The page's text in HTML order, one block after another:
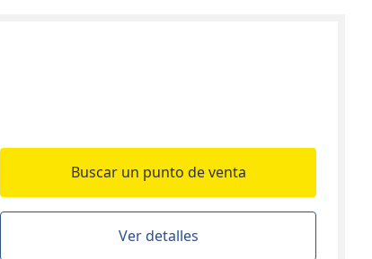
Buscar un punto de venta
Ver detalles